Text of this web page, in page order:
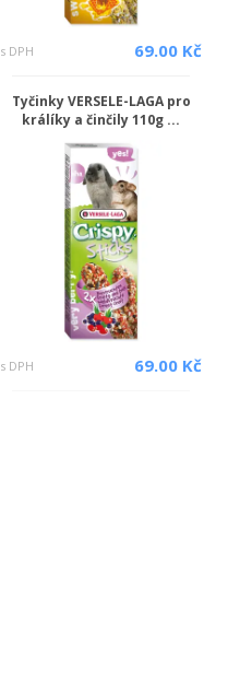
s DPH 69.00 Kč
Tyčinky VERSELE-LAGA pro
králíky a činčily 110g ...
s DPH 69.00 Kč